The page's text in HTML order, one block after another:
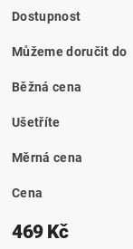
Dostupnost
Můžeme doručit do
Běžná cena
Ušetříte
Měrná cena
Cena
469 Kč